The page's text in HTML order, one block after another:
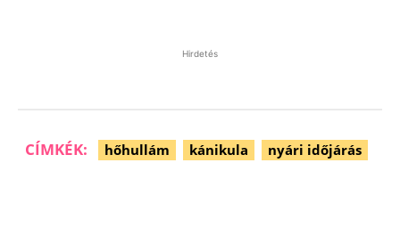
Hirdetés
CÍMKÉK: hőhullám kánikula nyári időjárás